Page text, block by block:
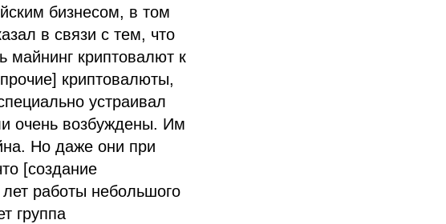
бизнесом, в том
в связи с тем, что
криптовалют к
криптовалюты,
устраивал
очень возбуждены. Им
Но даже они при
[создание
работы небольшого
группа